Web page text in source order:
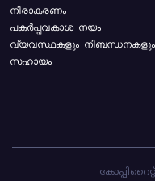
നിരാകരണം
പകർപ്പവകാശ നയം
വ്യവസ്ഥകളും നിബന്ധനകളും
സഹായം